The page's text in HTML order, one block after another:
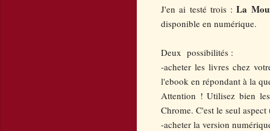
J'en ai testé trois : La
disponible en numérique.
Deux possibilités :
-acheter les livres chez
l'ebook en répondant à la
Attention ! Utilisez bien
Chrome. C'est le seul
-acheter la version